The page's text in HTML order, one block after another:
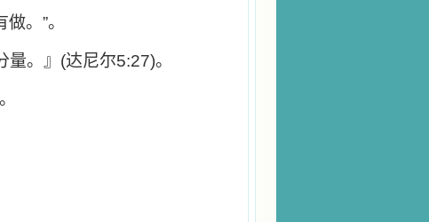
。”。
量。』(达尼尔5:27)。